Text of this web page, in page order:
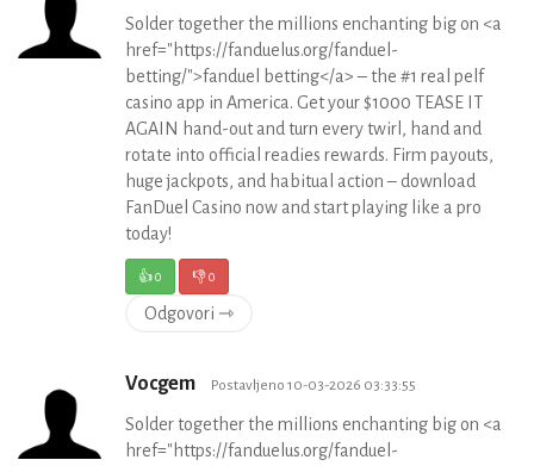
Solder together the millions enchanting big on <a
href="https://fanduelus.org/fanduel-
betting/">fanduel betting</a> – the #1 real pelf
casino app in America. Get your $1000 TEASE IT
AGAIN hand-out and turn every twirl, hand and
rotate into official readies rewards. Firm payouts,
huge jackpots, and habitual action – download
FanDuel Casino now and start playing like a pro
today!
👍0 👎0
Odgovori ⇾
Vocgem Postavljeno 10-03-2026 03:33:55
Solder together the millions enchanting big on <a
href="https://fanduelus.org/fanduel-